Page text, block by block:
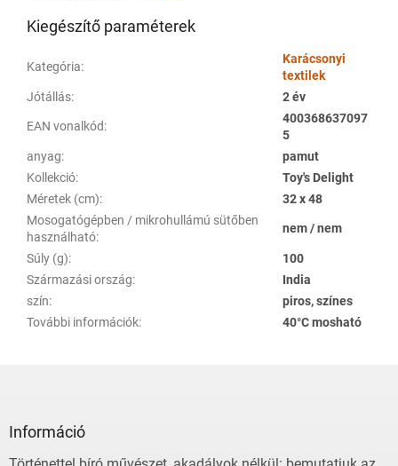
Kiegészítő paraméterek
Kategória:
Karácsonyi
textilek
Jótállás: 2 év
EAN vonalkód:
400368637097
5
anyag:
pamut
Kollekció:
Toy's Delight
Méretek (cm):
32 x 48
Mosogatógépben / mikrohullámú sütőben
használható:
nem / nem
Súly (g):
100
Származási ország:
India
szín:
piros, színes
További információk: 40°C mosható
Információ